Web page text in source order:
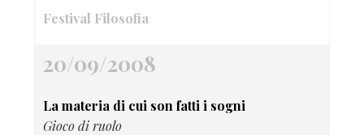
Festival Filosofia
20/09/2008
La materia di cui son fatti i sogni
Gioco di ruolo